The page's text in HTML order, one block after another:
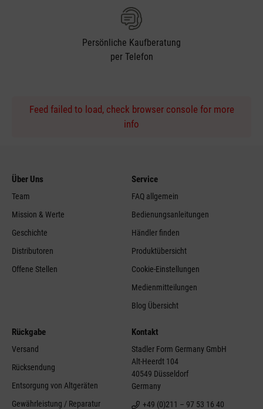
Persönliche Kaufberatung
per Telefon
Feed failed to load, check browser console for more
info
Über Uns
Team
Mission & Werte
Geschichte
Distributoren
Offene Stellen
Service
FAQ allgemein
Bedienungsanleitungen
Händler finden
Produktübersicht
Cookie-Einstellungen
Medienmitteilungen
Blog Übersicht
Rückgabe
Versand
Rücksendung
Entsorgung von Altgeräten
Gewährleistung / Reparatur
Kontakt
Stadler Form Germany GmbH
Alt-Heerdt 104
40549 Düsseldorf
Germany
+49 (0)211 – 97 53 16 40